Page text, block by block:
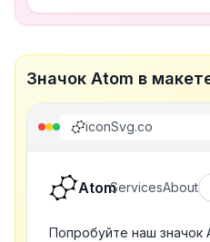
Значок Atom в
iconSvg.co
AtomServicesAbout
Попробуйте наш значок